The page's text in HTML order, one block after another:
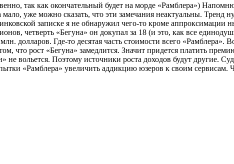
так как окончательный будет на морде «Рамблера»)
уже можно сказать, что эти замечания неактуальны. Тренд
записке я не обнаружил чего-то кроме аппроксимации
четверть «Бегуна» он докупал за 18 (и это, как все
долларов. Где-то десятая часть стоимости всего
что рост «Бегуна» замедлится. Значит придется платить
вольется. Поэтому источники роста доходов будут другие.
«Рамблера» увеличить аддикцию юзеров к своим сервисам.